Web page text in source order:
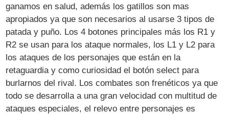
ganamos en salud, además los gatillos son mas
apropiados ya que son necesarios al usarse 3 tipos de
patada y puño. Los 4 botones principales más los R1 y
R2 se usan para los ataque normales, los L1 y L2 para
los ataques de los personajes que están en la
retaguardia y como curiosidad el botón select para
burlarnos del rival. Los combates son frenéticos ya que
todo se desarrolla a una gran velocidad con multitud de
ataques especiales, el relevo entre personajes es